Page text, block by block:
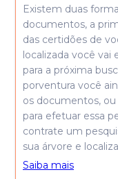
Existem duas
documentos, a
das certidões de
localizada você
para a próxima
porventura você
os documentos,
para efetuar essa
contrate um
sua árvore e
Saiba mais